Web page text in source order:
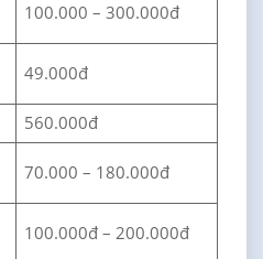
100.000 – 300.000đ
49.000đ
560.000đ
70.000 – 180.000đ
100.000đ – 200.000đ